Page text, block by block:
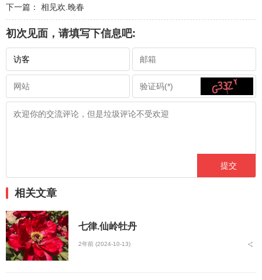
下一篇： 相见欢.晚春
初次见面，请填写下信息吧:
相关文章
七律.仙岭牡丹
2年前 (2024-10-13)